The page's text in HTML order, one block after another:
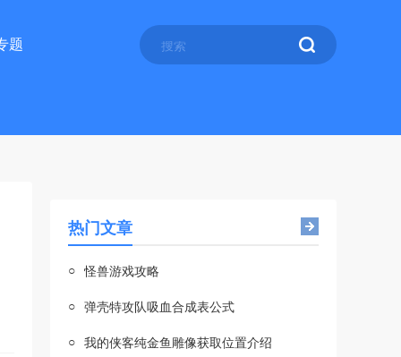
题
热门文章
○ 怪兽游戏攻略
○ 弹壳特攻队吸血合成表公式
○ 我的侠客纯金鱼雕像获取位置介绍